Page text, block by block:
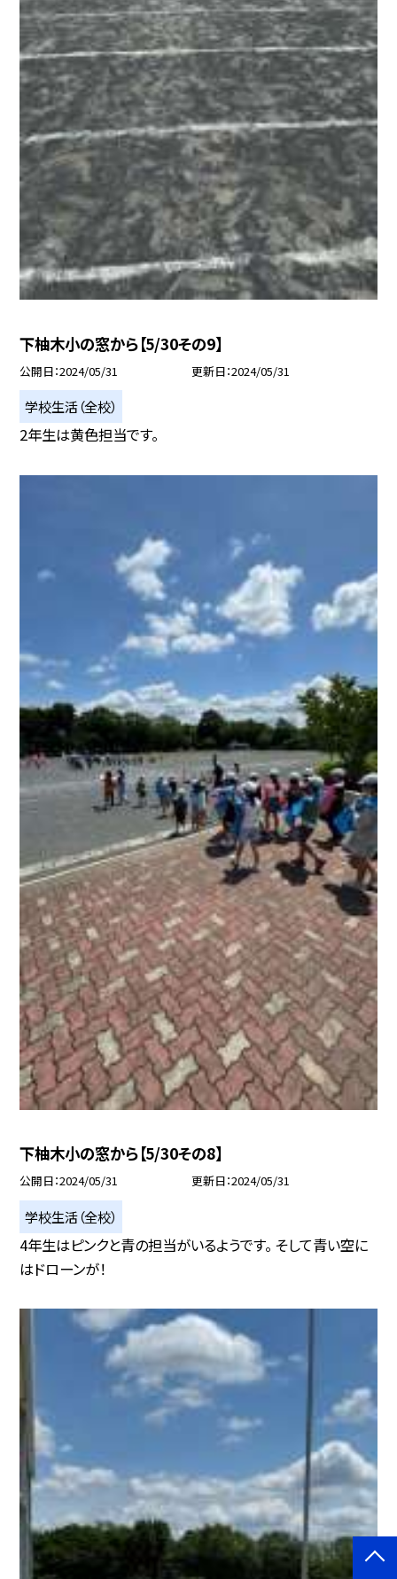
下柚木小の窓から【5/30その9】
公開日 2024/05/31 更新日 2024/05/31
学校生活（全校）
2年生は黄色担当です。
下柚木小の窓から【5/30その8】
公開日 2024/05/31 更新日 2024/05/31
学校生活（全校）
4年生はピンクと青の担当がいるようです。 そして青い空に
はドローンが！